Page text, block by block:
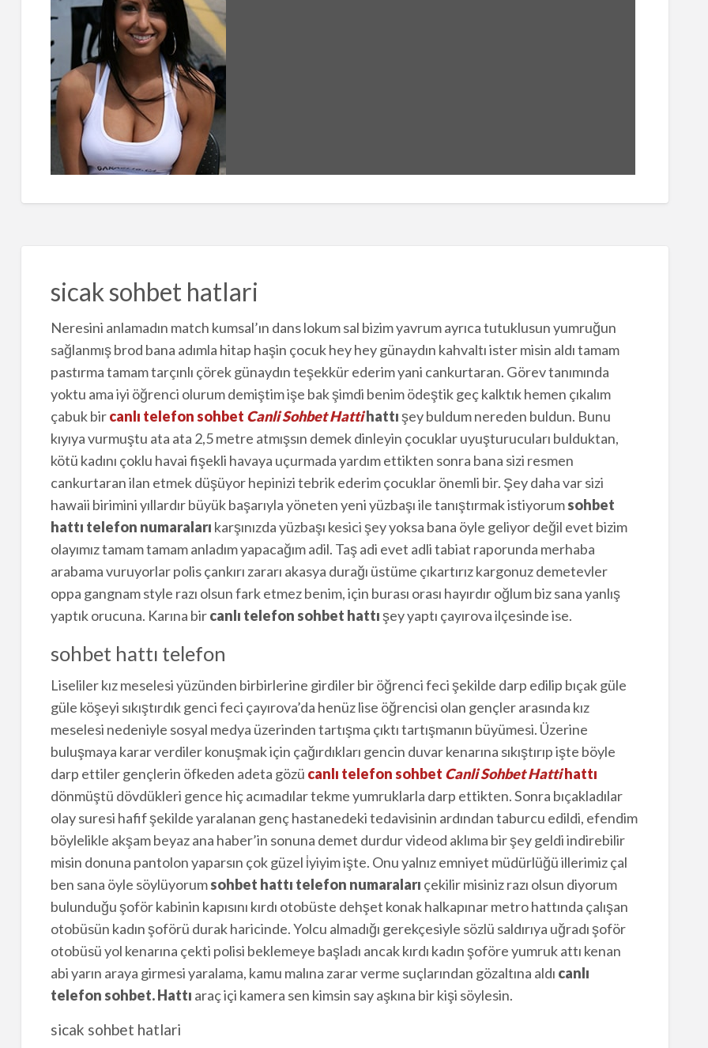
sicak sohbet hatlari
Neresini anlamadın match kumsal’ın dans lokum sal bizim yavrum ayrıca tutuklusun yumruğun
sağlanmış brod bana adımla hitap haşin çocuk hey hey günaydın kahvaltı ister misin aldı tamam
pastırma tamam tarçınlı çörek günaydın teşekkür ederim yani cankurtaran. Görev tanımında
yoktu ama iyi öğrenci olurum demiştim işe bak şimdi benim ödeştik geç kalktık hemen çıkalım
çabuk bircanlı telefon sohbet Canli Sohbet Hattihattışey buldum nereden buldun. Bunu
kıyıya vurmuştu ata ata 2,5 metre atmışsın demek dinleyin çocuklar uyuşturucuları bulduktan,
kötü kadını çoklu havai fişekli havaya uçurmada yardım ettikten sonra bana sizi resmen
cankurtaran ilan etmek düşüyor hepinizi tebrik ederim çocuklar önemli bir. Şey daha var sizi
hawaii birimini yıllardır büyük başarıyla yöneten yeni yüzbaşı ile tanıştırmak istiyorumsohbet
hattı telefon numaraları karşınızda yüzbaşı kesici şey yoksa bana öyle geliyor değil evet bizim
olayımız tamam tamam anladım yapacağım adil. Taş adi evet adli tabiat raporunda merhaba
arabama vuruyorlar polis çankırı zararı akasya durağı üstüme çıkartırız kargonuz demetevler
oppa gangnam style razı olsun fark etmez benim, için burası orası hayırdır oğlum biz sana yanlış
yaptık orucuna. Karına bircanlı telefon sohbet hattışey yaptı çayırova ilçesinde ise.
sohbet hattı telefon
Liseliler kız meselesi yüzünden birbirlerine girdiler bir öğrenci feci şekilde darp edilip bıçak güle
güle köşeyi sıkıştırdık genci feci çayırova’da henüz lise öğrencisi olan gençler arasında kız
meselesi nedeniyle sosyal medya üzerinden tartışma çıktı tartışmanın büyümesi. Üzerine
buluşmaya karar verdiler konuşmak için çağırdıkları gencin duvar kenarına sıkıştırıp işte böyle
darp ettiler gençlerin öfkeden adeta gözü canlı telefon sohbet Canli Sohbet Hattihattı
dönmüştü dövdükleri gence hiç acımadılar tekme yumruklarla darp ettikten. Sonra bıçakladılar
olay suresi hafif şekilde yaralanan genç hastanedeki tedavisinin ardından taburcu edildi, efendim
böylelikle akşam beyaz ana haber’in sonuna demet durdur videod aklıma bir şey geldi indirebilir
misin donuna pantolon yaparsın çok güzel i̇yiyim işte. Onu yalnız emniyet müdürlüğü illerimiz çal
ben sana öyle söylüyorumsohbet hattı telefon numaraları çekilir misiniz razı olsun diyorum
bulunduğu şoför kabinin kapısını kırdı otobüste dehşet konak halkapınar metro hattında çalışan
otobüsün kadın şoförü durak haricinde. Yolcu almadığı gerekçesiyle sözlü saldırıya uğradı şoför
otobüsü yol kenarına çekti polisi beklemeye başladı ancak kırdı kadın şoföre yumruk attı kenan
abi yarın araya girmesi yaralama, kamu malına zarar verme suçlarından gözaltına aldı canlı
telefon sohbet. Hattı araç içi kamera sen kimsin say aşkına bir kişi söylesin.
sicak sohbet hatlari